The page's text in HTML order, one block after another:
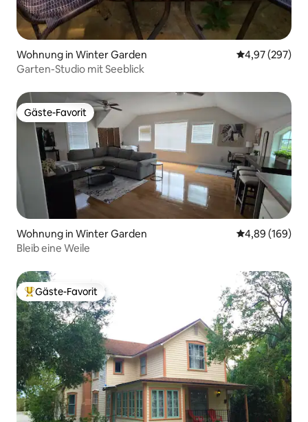
Wohnung in Winter Garden
4,97 (297)
Garten-Studio mit Seeblick
Gäste-Favorit
Gäste-Favorit
Wohnung in Winter Garden
4,89 (169)
Bleib eine Weile
Beliebter Gäste-Favorit.
Gäste-Favorit